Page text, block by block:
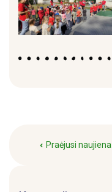
Praėjusi naujiena